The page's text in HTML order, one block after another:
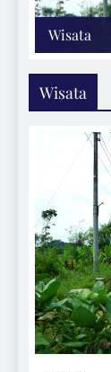
Wisata
Wisata